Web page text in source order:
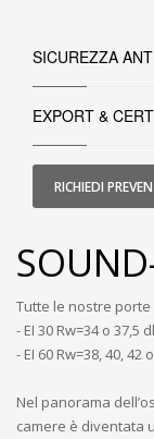
SICUREZZA
EXPORT &
RICHIEDI
Tutte le nostre
- EI 30 Rw=34 o 37,5
- EI 60 Rw=38, 40, 42
Nel panorama
camere è diventata